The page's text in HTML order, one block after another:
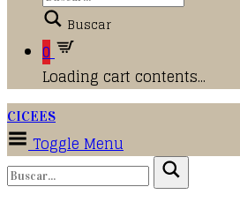
Buscar
0
Loading cart contents...
CICEES
Toggle Menu